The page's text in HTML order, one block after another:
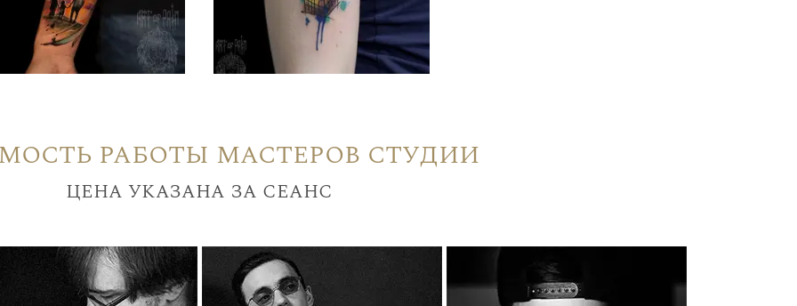
работы мастеров студии
цена указана за сеанс